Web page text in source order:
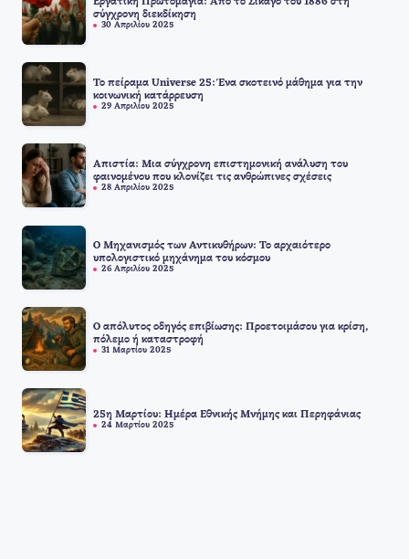
σύγχρονη διεκδίκηση
30 Απριλίου 2025
Το πείραμα Universe 25: Ένα σκοτεινό μάθημα για την
κοινωνική κατάρρευση
29 Απριλίου 2025
Απιστία: Μια σύγχρονη επιστημονική ανάλυση του
φαινομένου που κλονίζει τις ανθρώπινες σχέσεις
28 Απριλίου 2025
Ο Μηχανισμός των Αντικυθήρων: Το αρχαιότερο
υπολογιστικό μηχάνημα του κόσμου
26 Απριλίου 2025
Ο απόλυτος οδηγός επιβίωσης: Προετοιμάσου για κρίση,
πόλεμο ή καταστροφή
31 Μαρτίου 2025
25η Μαρτίου: Ημέρα Εθνικής Μνήμης και Περηφάνιας
24 Μαρτίου 2025